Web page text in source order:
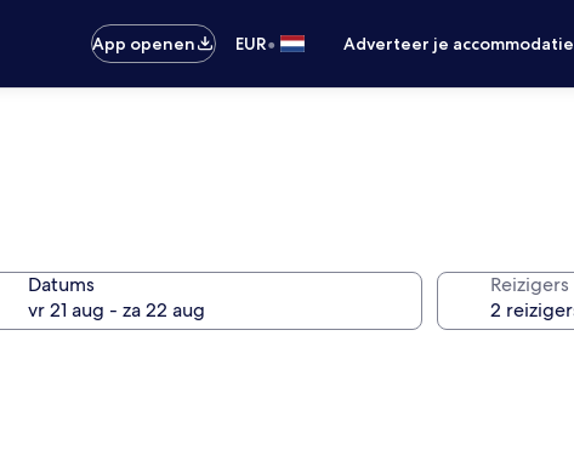
App openen
EUR• Adverteer je accommodatie
Datums Reizigers